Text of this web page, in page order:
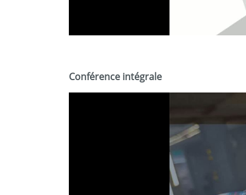
Conférence intégrale